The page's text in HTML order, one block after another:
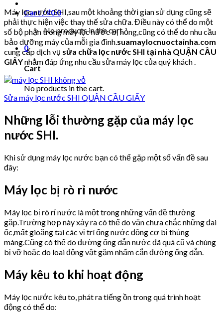
Cart /₫00
No products in the cart.
0
Cart
No products in the cart.
Máy lọc nước SHI,sau một khoảng thời gian sử dụng cũng sẽ
phải thực hiện việc thay thế sửa chữa. Điều này có thể do một
số bộ phận trong máy lọc nước bị hỏng,cũng có thể do nhu cầu
bảo dưỡng máy của mỗi gia đình.suamaylocnuoctainha.com
cung cấp dịch vụ sửa chữa lọc nước SHI tại nhà QUẬN CẦU
GIẤYnhằm đáp ứng nhu cầu sửa máy lọc của quý khách .
Sửa máy lọc nước SHI QUẬN CẦU GIẤY
Những lỗi thường gặp của máy lọc
nước SHI.
Khi sử dụng máy lọc nước bạn có thể gặp một số vấn đề sau
đây:
Máy lọc bị rò rỉ nước
Máy lọc bị rò rỉ nước là một trong những vấn đề thường
gặp.Trường hợp này xảy ra có thể do vặn chưa chắc những đai
ốc,mất gioăng tại các vị trí ống nước động cơ bị thủng
màng.Cũng có thể do đường ống dẫn nước đã quá cũ và chúng
bị vỡ hoặc do loai động vật gặm nhấm cắn đường ống dẫn.
Máy kêu to khi hoạt động
Máy lọc nước kêu to, phát ra tiếng ồn trong quá trình hoạt
động có thể do: